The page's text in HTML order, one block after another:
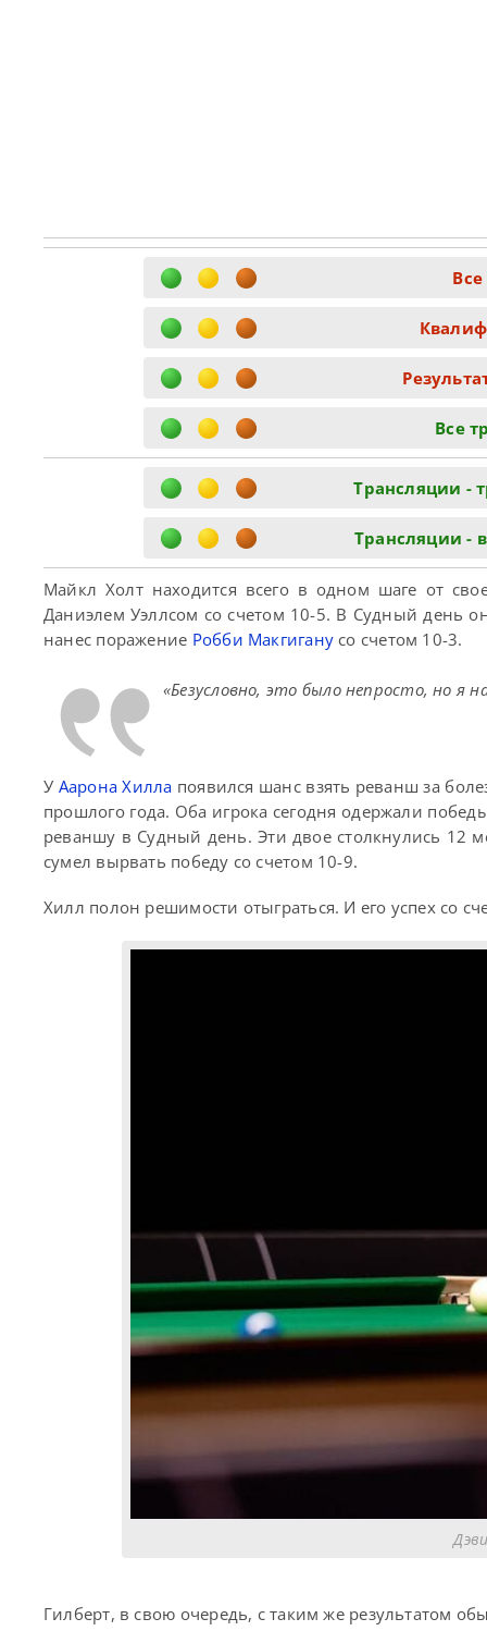
Все
Трансляции -
Трансляции -
Майкл Холт находится всего в одном шаге от
Даниэлем Уэллсом со счетом 10-5. В Судный день
нанес поражение Робби Макгиганусо счетом 10-3.
«Безусловно, это было непросто, но я
У Аарона Хилла появился шанс взять реванш за
прошлого года. Оба игрока сегодня одержали
реваншу в Судный день. Эти двое столкнулись 12
сумел вырвать победу со счетом 10-9.
Хилл полон решимости отыграться. И его успех со
Гилберт, в свою очередь, с таким же результатом